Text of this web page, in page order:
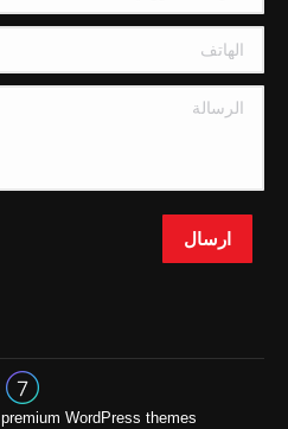
الهاتف
الرسالة
ارسال
premium WordPress themes